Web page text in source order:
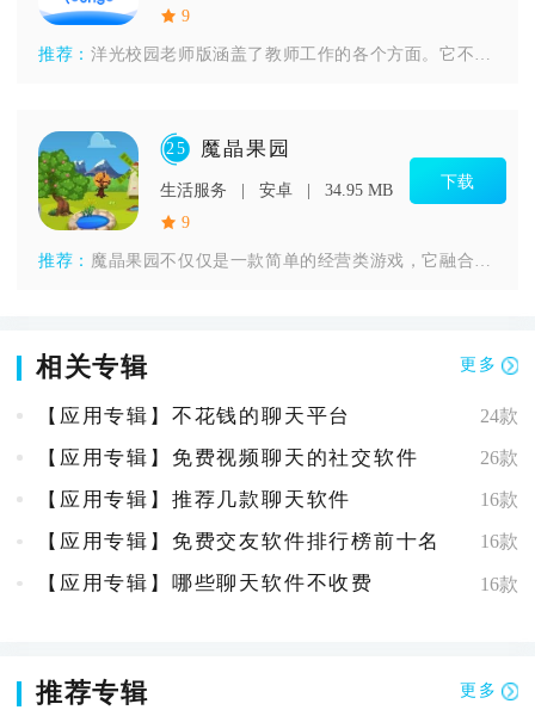
9
推荐：洋光校园老师版涵盖了教师工作的各个方面。它不仅可以帮助老师轻
25 魔晶果园
生活服务 安卓
34.95 MB
9
下载
推荐： 魔晶果园不仅仅是一款简单的经营类游戏，它融合了角色扮演、冒险
相关专辑 更多
【应用专辑】不花钱的聊天平台 24款
【应用专辑】免费视频聊天的社交软件 26款
【应用专辑】推荐几款聊天软件 16款
【应用专辑】免费交友软件排行榜前十名 16款
【应用专辑】哪些聊天软件不收费 16款
推荐专辑 更多